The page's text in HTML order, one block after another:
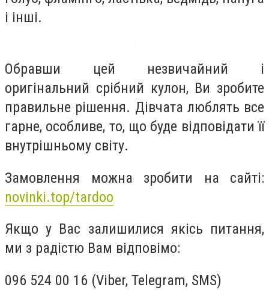
і інші.
Обравши цей незвичайний і
оригінальний срібний кулон, Ви зробите
правильне рішення. Дівчата люблять все
гарне, особливе, то, що буде відповідати її
внутрішньому світу.
Замовлення можна зробити на сайті:
novinki.top/tardoo
Якщо у Вас залишилися якісь питання,
ми з радістю Вам відповімо:
096 524 00 16 (Viber, Telegram, SMS)